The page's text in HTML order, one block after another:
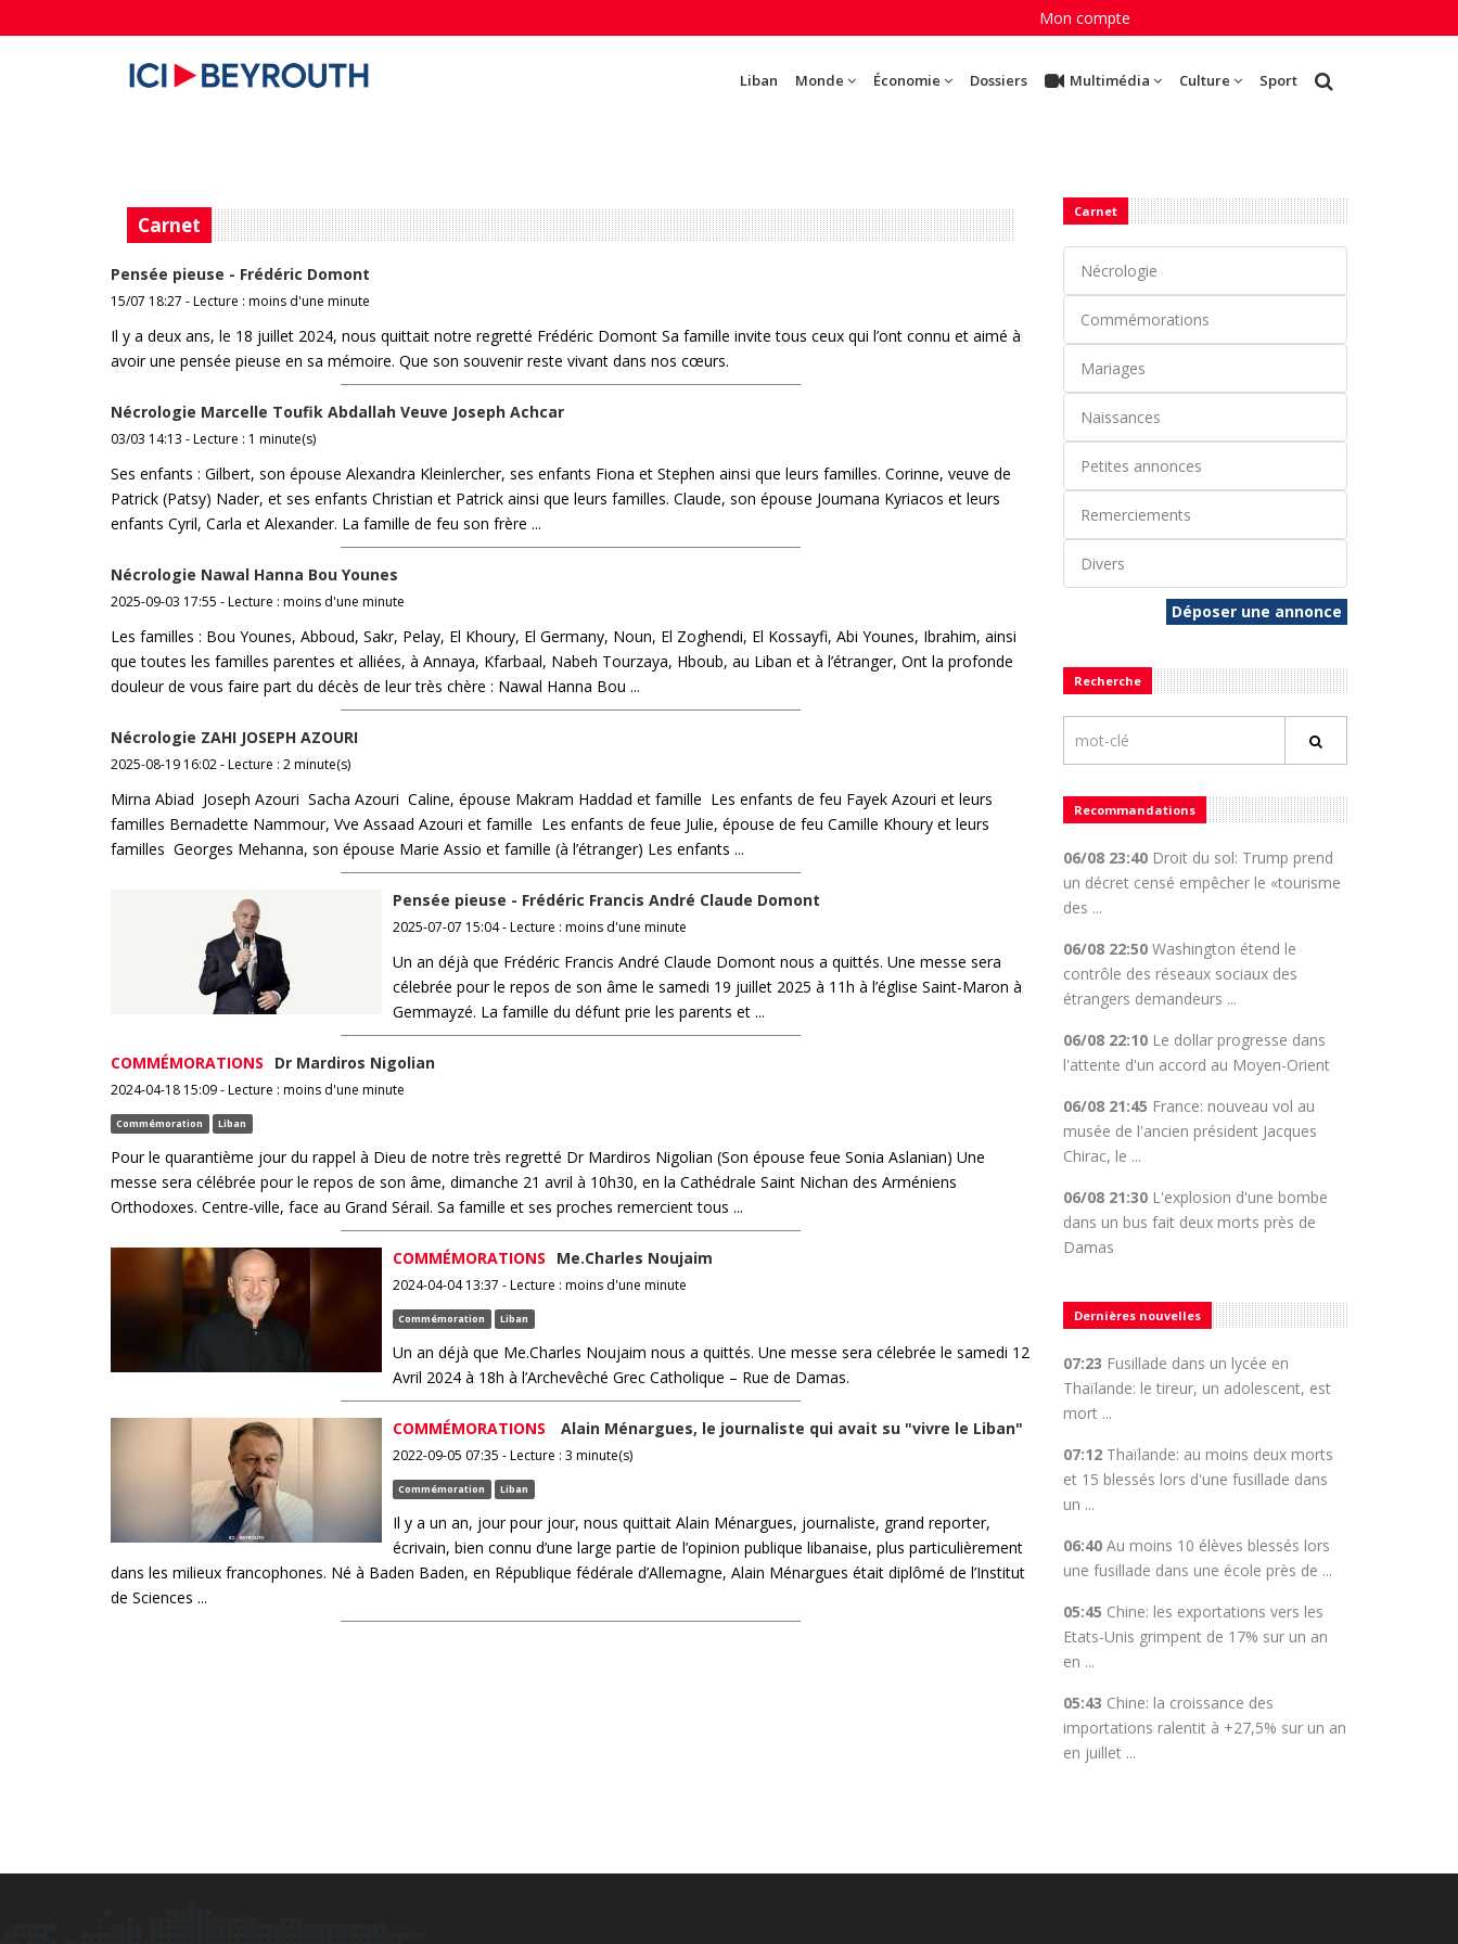
Mon compte
Liban Monde Économie Dossiers Multimédia Culture Sport
Carnet
Pensée pieuse - Frédéric Domont
15/07 18:27 - Lecture : moins d'une minute
Il y a deux ans, le 18 juillet 2024, nous quittait notre regretté Frédéric Domont Sa famille invite tous ceux qui l’ont connu et aimé à
avoir une pensée pieuse en sa mémoire. Que son souvenir reste vivant dans nos cœurs.
Nécrologie Marcelle Toufik Abdallah Veuve Joseph Achcar
03/03 14:13 - Lecture : 1 minute(s)
Ses enfants : Gilbert, son épouse Alexandra Kleinlercher, ses enfants Fiona et Stephen ainsi que leurs familles. Corinne, veuve de
Patrick (Patsy) Nader, et ses enfants Christian et Patrick ainsi que leurs familles. Claude, son épouse Joumana Kyriacos et leurs
enfants Cyril, Carla et Alexander. La famille de feu son frère ...
Nécrologie Nawal Hanna Bou Younes
2025-09-03 17:55 - Lecture : moins d'une minute
Les familles : Bou Younes, Abboud, Sakr, Pelay, El Khoury, El Germany, Noun, El Zoghendi, El Kossayfi, Abi Younes, Ibrahim, ainsi
que toutes les familles parentes et alliées, à Annaya, Kfarbaal, Nabeh Tourzaya, Hboub, au Liban et à l’étranger, Ont la profonde
douleur de vous faire part du décès de leur très chère : Nawal Hanna Bou ...
Nécrologie ZAHI JOSEPH AZOURI
2025-08-19 16:02 - Lecture : 2 minute(s)
Mirna Abiad Joseph Azouri Sacha Azouri Caline, épouse Makram Haddad et famille Les enfants de feu Fayek Azouri et leurs
familles Bernadette Nammour, Vve Assaad Azouri et famille Les enfants de feue Julie, épouse de feu Camille Khoury et leurs
familles Georges Mehanna, son épouse Marie Assio et famille (à l’étranger) Les enfants ...
Pensée pieuse - Frédéric Francis André Claude Domont
2025-07-07 15:04 - Lecture : moins d'une minute
Un an déjà que Frédéric Francis André Claude Domont nous a quittés. Une messe sera
célebrée pour le repos de son âme le samedi 19 juillet 2025 à 11h à l’église Saint-Maron à
Gemmayzé. La famille du défunt prie les parents et ...
COMMÉMORATIONS Dr Mardiros Nigolian
2024-04-18 15:09 - Lecture : moins d'une minute
Commémoration Liban
Pour le quarantième jour du rappel à Dieu de notre très regretté Dr Mardiros Nigolian (Son épouse feue Sonia Aslanian) Une
messe sera célébrée pour le repos de son âme, dimanche 21 avril à 10h30, en la Cathédrale Saint Nichan des Arméniens
Orthodoxes. Centre-ville, face au Grand Sérail. Sa famille et ses proches remercient tous ...
COMMÉMORATIONS Me.Charles Noujaim
2024-04-04 13:37 - Lecture : moins d'une minute
Commémoration Liban
Un an déjà que Me.Charles Noujaim nous a quittés. Une messe sera célebrée le samedi 12
Avril 2024 à 18h à l’Archevêché Grec Catholique – Rue de Damas.
COMMÉMORATIONS Alain Ménargues, le journaliste qui avait su "vivre le Liban"
2022-09-05 07:35 - Lecture : 3 minute(s)
Commémoration Liban
Il y a un an, jour pour jour, nous quittait Alain Ménargues, journaliste, grand reporter,
écrivain, bien connu d’une large partie de l’opinion publique libanaise, plus particulièrement
dans les milieux francophones. Né à Baden Baden, en République fédérale d’Allemagne, Alain Ménargues était diplômé de l’Institut
de Sciences ...
Carnet
Nécrologie
Commémorations
Mariages
Naissances
Petites annonces
Remerciements
Divers
Déposer une annonce
Recherche
Recommandations
06/08 23:40Droit du sol: Trump prend
un décret censé empêcher le «tourisme
des ...
06/08 22:50Washington étend le
contrôle des réseaux sociaux des
étrangers demandeurs ...
06/08 22:10Le dollar progresse dans
l'attente d'un accord au Moyen-Orient
06/08 21:45 France: nouveau vol au
musée de l'ancien président Jacques
Chirac, le ...
06/08 21:30L'explosion d'une bombe
dans un bus fait deux morts près de
Damas
Dernières nouvelles
07:23 Fusillade dans un lycée en
Thaïlande: le tireur, un adolescent, est
mort ...
07:12 Thaïlande: au moins deux morts
et 15 blessés lors d'une fusillade dans
un ...
06:40 Au moins 10 élèves blessés lors
une fusillade dans une école près de ...
05:45 Chine: les exportations vers les
Etats-Unis grimpent de 17% sur un an
en ...
05:43 Chine: la croissance des
importations ralentit à +27,5% sur un an
en juillet ...